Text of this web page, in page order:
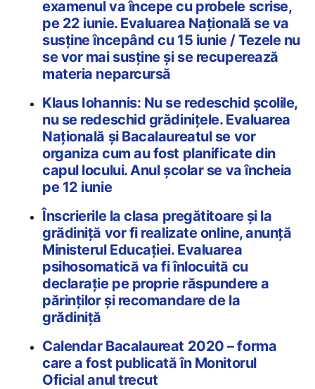
examenul va începe cu probele scrise,
pe 22 iunie. Evaluarea Națională se va
susține începând cu 15 iunie / Tezele nu
se vor mai susține și se recuperează
materia neparcursă
Klaus Iohannis: Nu se redeschid şcolile,
nu se redeschid grădiniţele. Evaluarea
Națională și Bacalaureatul se vor
organiza cum au fost planificate din
capul locului. Anul școlar se va încheia
pe 12 iunie
Înscrierile la clasa pregătitoare și la
grădiniță vor fi realizate online, anunță
Ministerul Educației. Evaluarea
psihosomatică va fi înlocuită cu
declarație pe proprie răspundere a
părinților și recomandare de la
grădiniță
Calendar Bacalaureat 2020 – forma
care a fost publicată în Monitorul
Oficial anul trecut